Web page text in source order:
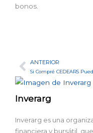
Inverarg
Inverarg es una
financiera y bursátil,
bonos.
AntANTERIOR